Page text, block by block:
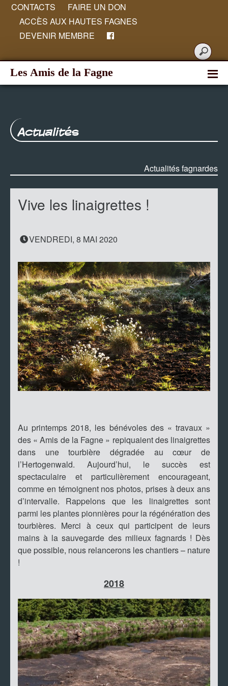
CONTACTS
FAIRE UN DON
ACCÈS AUX HAUTES FAGNES
DEVENIR MEMBRE
Les Amis de la Fagne
Actualités
Actualités fagnardes
Vive les linaigrettes !
VENDREDI, 8 MAI 2020
Au printemps 2018, les bénévoles des « travaux »
des « Amis de la Fagne » repiquaient des linaigrettes
dans une tourbière dégradée au cœur de
l’Hertogenwald. Aujourd’hui, le succès est
spectaculaire et particulièrement encourageant,
comme en témoignent nos photos, prises à deux ans
d’intervalle. Rappelons que les linaigrettes sont
parmi les plantes pionnières pour la régénération des
tourbières. Merci à ceux qui participent de leurs
mains à la sauvegarde des milieux fagnards ! Dès
que possible, nous relancerons les chantiers – nature
!
2018